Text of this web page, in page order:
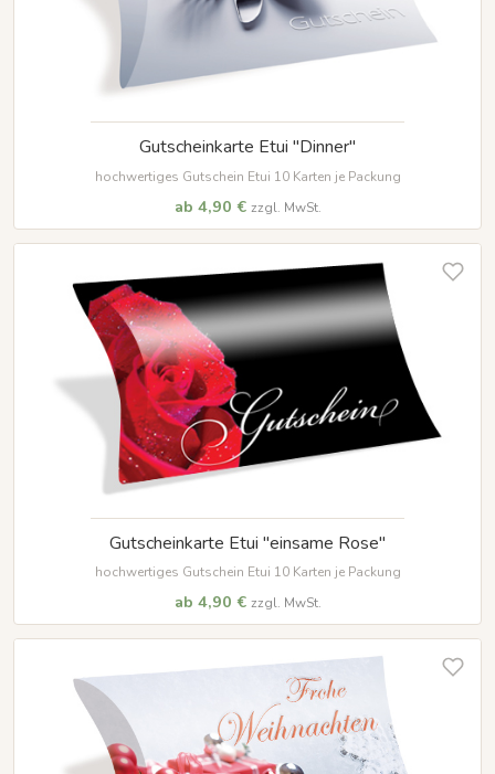
Gutscheinkarte Etui "Dinner"
hochwertiges Gutschein Etui 10 Karten je Packung
ab 4,90 € zzgl. MwSt.
Gutscheinkarte Etui "einsame Rose"
hochwertiges Gutschein Etui 10 Karten je Packung
ab 4,90 € zzgl. MwSt.